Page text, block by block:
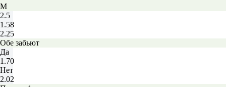
М
2.5
1.58
2.25
Обе забьют
Да
1.70
Нет
2.02